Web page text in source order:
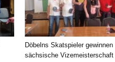
Döbelns Skatspieler gewinnen
sächsische Vizemeisterschaft